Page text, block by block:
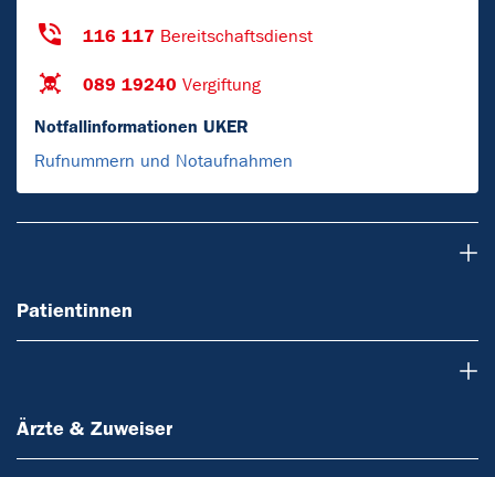
116 117 Bereitschaftsdienst
089 19240 Vergiftung
Notfallinformationen UKER
Rufnummern und Notaufnahmen
Patientinnen
Ärzte & Zuweiser